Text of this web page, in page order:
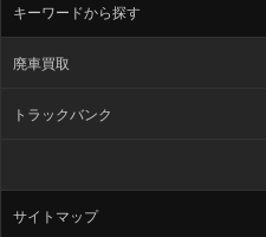
キーワードから探す
廃車買取
トラックバンク
サイトマップ